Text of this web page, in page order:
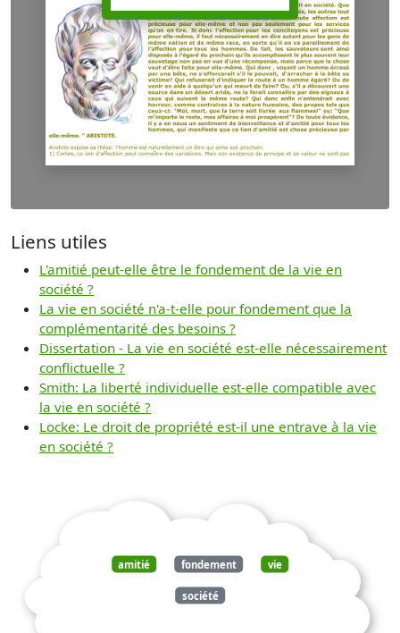
Liens utiles
L'amitié peut-elle être le fondement de la vie en
société ?
La vie en société n'a-t-elle pour fondement que la
complémentarité des besoins ?
Dissertation - La vie en société est-elle nécessairement
conflictuelle ?
Smith: La liberté individuelle est-elle compatible avec
la vie en société ?
Locke: Le droit de propriété est-il une entrave à la vie
en société ?
amitié fondement vie
société